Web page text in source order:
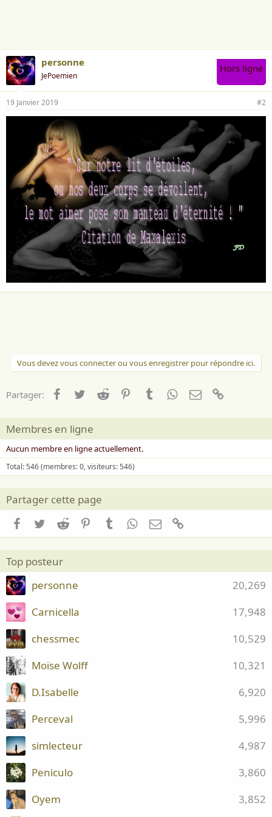
personne
JePoemien
Hors ligne
19 Janvier 2019 #2
Vous devez vous connecter ou vous enregistrer pour répondre ici.
Partager: Facebook
TwitterReddit PinterestTumblrWhatsApp
Email
Membres en ligne
Aucun membre en ligne actuellement.
Total: 546 (membres: 0, visiteurs: 546)
Partager cette page
Facebook
TwitterReddit PinterestTumblrWhatsApp
Email
Top posteur
20,269
personne
17,948
Carnicella
10,529
chessmec
10,321
Moïse Wolff
6,920
D.Isabelle
5,996
Perceval
4,987
simlecteur
3,860
Peniculo
3,852
Oyem